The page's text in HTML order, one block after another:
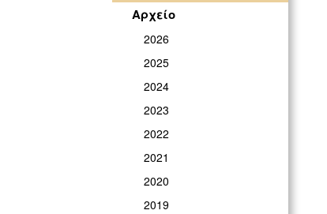
Αρχείο
2026
2025
2024
2023
2022
2021
2020
2019